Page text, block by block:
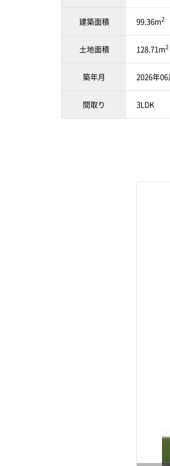
建築面積 99.36m2
土地面積 128.71m2
築年月 2026年06
間取り 3LDK